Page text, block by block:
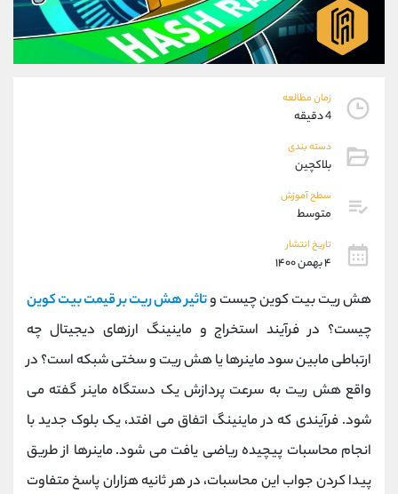
زمان مطالعه
4 دقیقه
دسته بندی
بلاکچین
سطح آموزش
متوسط
تاریخ انتشار
۴ بهمن ۱۴۰۰
هش ریت بیت کوین چیست وتاثیر هش ریت بر قیمت بیت کوین
چیست؟ در فرآیند استخراج و ماینینگ ارزهای دیجیتال چه
ارتباطی مابین سود ماینرها یا هش ریت و سختی شبکه است؟ در
واقع هش ریت به سرعت پردازش یک دستگاه ماینر گفته می
شود. فرآیندی که در ماینینگ اتفاق می افتد، یک بلوک جدید با
انجام محاسبات پیچیده ریاضی یافت می شود. ماینرها از طریق
پیدا کردن جواب این محاسبات، در هر ثانیه هزاران پاسخ متفاوت
09101364784
واتساپ شروع گفتگو
تلگرام @Armteam_admin_104
پشتیبان فروش
موبایل
واتساپ
داخلی
اطلاعات تماس (دفتر فروش)
تلفن 021-22021030
بدون پیش شماره 90001030
اینستاگرام @alireza.mehrabii
کانال تلگرام @alirezamehrabi_com
کانال بله